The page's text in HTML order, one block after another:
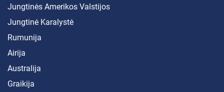
Jungtinės Amerikos Valstijos
Jungtinė Karalystė
Rumunija
Airija
Australija
Graikija